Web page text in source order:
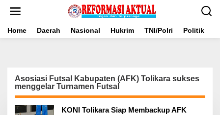
Home Daerah Nasional Hukrim TNI/Polri Politik
Asosiasi Futsal Kabupaten (AFK) Tolikara sukses
menggelar Turnamen Futsal
KONI Tolikara Siap Membackup AFK